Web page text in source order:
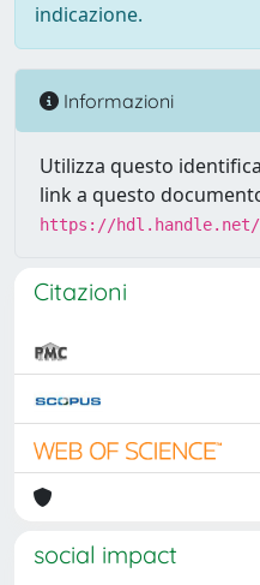
indicazione.
Informazioni
Utilizza questo
link a questo
https://hdl.handle.net/
Citazioni
social impact